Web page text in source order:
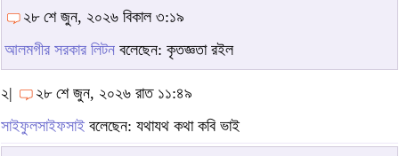
২৮ শে জুন, ২০২৬ বিকাল ৩:১৯
আলমগীর সরকার লিটন বলেছেন: কৃতজ্ঞতা রইল
২|
২৮ শে জুন, ২০২৬ রাত ১১:৪৯
সাইফুলসাইফসাই বলেছেন: যথাযথ কথা কবি ভাই